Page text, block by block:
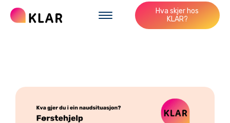
Hva skjer hos
KLAR?